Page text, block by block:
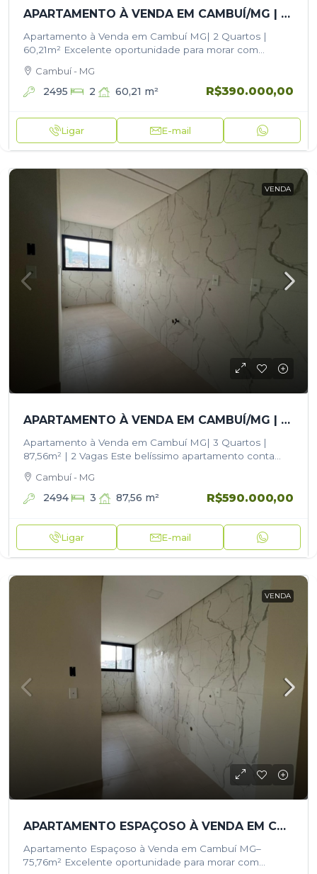
APARTAMENTO À VENDA EM CAMBUÍ/MG | 2 QUARTOS | 60,21M²
Apartamento à Venda em Cambuí MG| 2 Quartos |
60,21m² Excelente oportunidade para morar com
de Cambuí! Este belíssimo apartamento conta…
Cambuí - MG
2495 2 60,21 m² R$390.000,00
Ligar E-mail
VENDA
APARTAMENTO À VENDA EM CAMBUÍ/MG | 3 QUARTOS | 87,56M² | 2 VAGAS
Apartamento à Venda em Cambuí MG| 3 Quartos |
87,56m² | 2 Vagas Este belíssimo apartamento conta
amplos, bem distribuídos e ideais…
Cambuí - MG
2494 3 87,56 m² R$590.000,00
Ligar E-mail
VENDA
APARTAMENTO ESPAÇOSO À VENDA EM CAMBUÍ/MG – 75,76M²
Apartamento Espaçoso à Venda em Cambuí MG–
75,76m² Excelente oportunidade para morar com